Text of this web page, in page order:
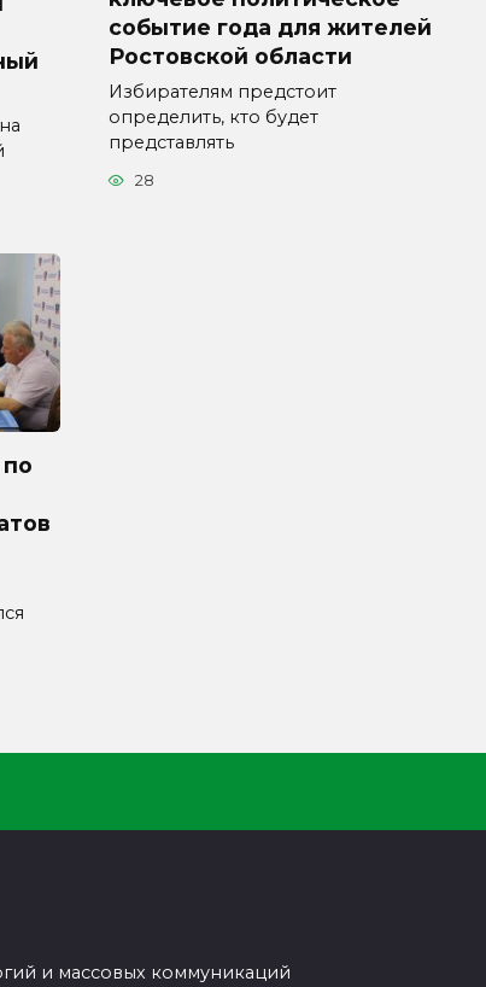
событие года для жителей
Ростовской области
Избирателям предстоит
определить, кто будет
представлять
28
и массовых коммуникаций